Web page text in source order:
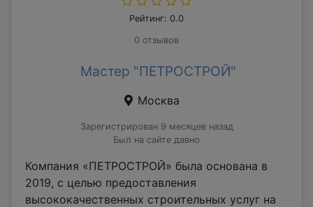
Рейтинг: 0.0
0 отзывов
Мастер "ПЕТРОСТРОЙ"
Москва
Зарегистрирован 9 месяцев назад
Был на сайте давно
Компания «ПЕТРОСТРОЙ» была основана в
2019, с целью предоставления
высококачественных строительных услуг на